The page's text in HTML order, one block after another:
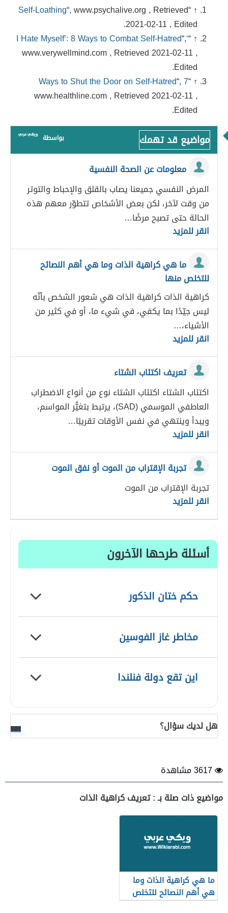
↑ “
Self-Loathing“, www.psychalive.org , Retrieved
2021-02-11 , Edited.
↑ “
‘I Hate Myself’: 8 Ways to Combat Self-Hatred
“,
www.verywellmind.com , Retrieved 2021-02-11 ,
Edited.
↑ “
7 Ways to Shut the Door on Self-Hatred
“,
www.healthline.com , Retrieved 2021-02-11 ,
Edited.
مواضيع قد تهمك بواسطة
معلومات عن الصحة النفسية
المرض النفسي جميعنا يصاب بالقلق والإحباط والتوتر
من وقت لآخر، لكن بعض الأشخاص تتطوّر معهم هذه
الحالة حتى تصبح مرضًا…
انقر للمزيد
ما هي كراهية الذات وما هي أهم النصائح
للتخلص منها
كراهية الذات كراهية الذات هي شعور الشخص بأنّه
ليس جيّدًا بما يكفي، في شيء ما، أو في كثير من
الأشياء،…
انقر للمزيد
تعريف اكتئاب الشتاء
اكتئاب الشتاء اكتئاب الشتاء نوع من أنواع الاضطراب
العاطفي الموسمي (SAD)، يرتبط بتغيُّر المواسم،
ويبدأ وينتهي في نفس الأوقات تقريبًا…
انقر للمزيد
تجربة الإقتراب من الموت أو نفق الموت
تجربة الإقتراب من الموت
انقر للمزيد
أسئلة طرحها الآخرون
حكم ختان الذكور
مخاطر غاز الفوسين
اين تقع دولة فنلندا
هل لديك سؤال؟
مواضيع ذات صلة بـ : تعريف كراهية الذات
ما هي كراهية الذات وما
هي أهم النصائح للتخلص
منها